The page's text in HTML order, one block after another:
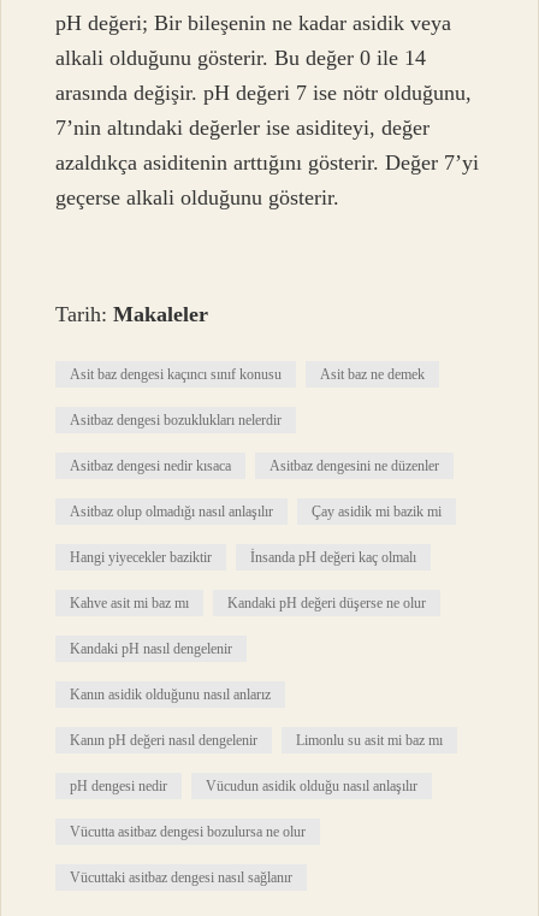
pH değeri; Bir bileşenin ne kadar asidik veya
alkali olduğunu gösterir. Bu değer 0 ile 14
arasında değişir. pH değeri 7 ise nötr olduğunu,
7’nin altındaki değerler ise asiditeyi, değer
azaldıkça asiditenin arttığını gösterir. Değer 7’yi
geçerse alkali olduğunu gösterir.
Tarih:Makaleler
Asit baz dengesi kaçıncı sınıf konusu Asit baz ne demek
Asitbaz dengesi bozuklukları nelerdir
Asitbaz dengesi nedir kısaca Asitbaz dengesini ne düzenler
Asitbaz olup olmadığı nasıl anlaşılır Çay asidik mi bazik mi
Hangi yiyecekler baziktir İnsanda pH değeri kaç olmalı
Kahve asit mi baz mı Kandaki pH değeri düşerse ne olur
Kandaki pH nasıl dengelenir
Kanın asidik olduğunu nasıl anlarız
Kanın pH değeri nasıl dengelenir Limonlu su asit mi baz mı
pH dengesi nedir Vücudun asidik olduğu nasıl anlaşılır
Vücutta asitbaz dengesi bozulursa ne olur
Vücuttaki asitbaz dengesi nasıl sağlanır